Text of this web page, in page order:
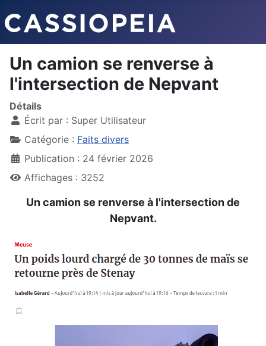
Un camion se renverse à
l'intersection de Nepvant
Détails
Écrit par : Super Utilisateur
Catégorie : Faits divers
Publication : 24 février 2026
Affichages : 3252
Un camion se renverse à l'intersection de
Nepvant.